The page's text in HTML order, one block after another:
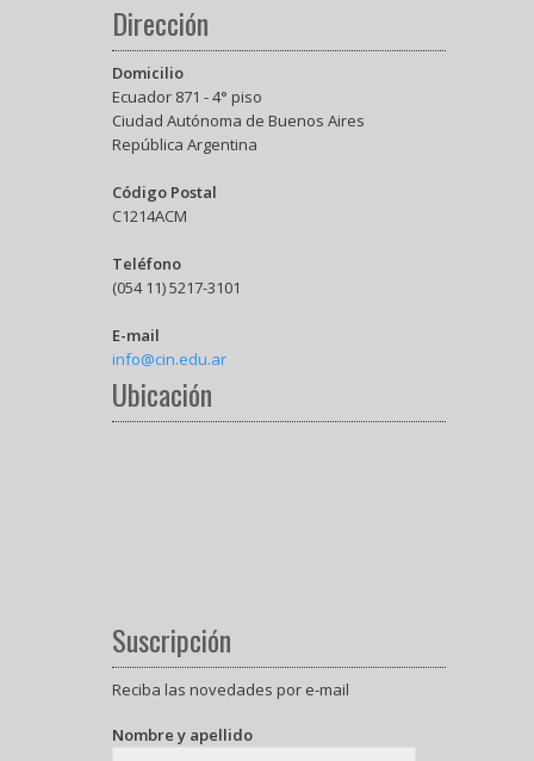
Dirección
Domicilio
Ecuador 871 - 4° piso
Ciudad Autónoma de Buenos Aires
República Argentina
Código Postal
C1214ACM
Teléfono
(054 11) 5217-3101
E-mail
info@cin.edu.ar
Ubicación
Suscripción
Reciba las novedades por e-mail
Nombre y apellido